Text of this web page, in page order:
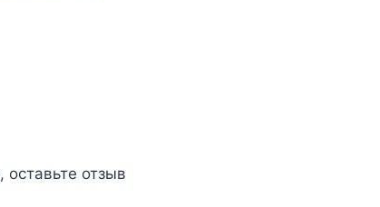
, оставьте отзыв